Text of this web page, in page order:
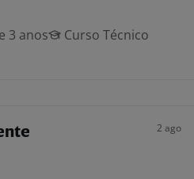
3 anos
Curso Técnico
2 ago